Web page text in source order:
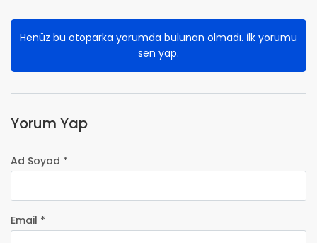
Henüz bu otoparka yorumda bulunan olmadı. İlk yorumu
sen yap.
Yorum Yap
Ad Soyad *
Email *